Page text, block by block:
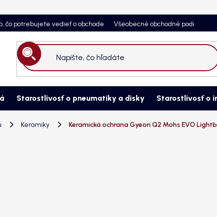
čo potrebujete vedieť o obchode Všeobecné obchodné podmienky
Hľadať
Starostlivosť o pneumatiky a disky Starostlivosť o
Keramiky Keramická ochrana Gyeon Q2 Mohs EVO